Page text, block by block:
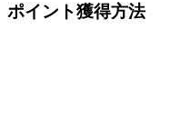
ポイント獲得方法